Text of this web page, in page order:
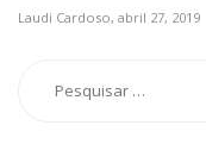
Laudi Cardoso, abril 27, 2019